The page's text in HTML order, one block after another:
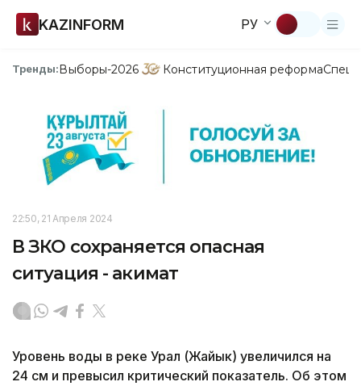
KAZINFORM РУ
Тренды:Выборы-2026 Конституционная реформа
22:50, 21 Апреля 2024
В ЗКО сохраняется опасная
ситуация - акимат
Уровень воды в реке Урал (Жайык) увеличился на
24 см и превысил критический показатель. Об этом